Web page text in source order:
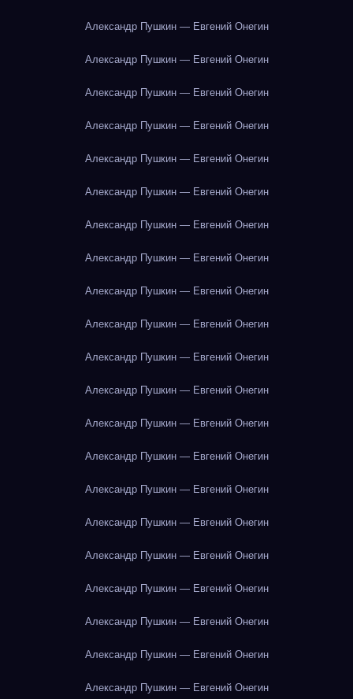
Александр Пушкин — Евгений Онегин
Александр Пушкин — Евгений Онегин
Александр Пушкин — Евгений Онегин
Александр Пушкин — Евгений Онегин
Александр Пушкин — Евгений Онегин
Александр Пушкин — Евгений Онегин
Александр Пушкин — Евгений Онегин
Александр Пушкин — Евгений Онегин
Александр Пушкин — Евгений Онегин
Александр Пушкин — Евгений Онегин
Александр Пушкин — Евгений Онегин
Александр Пушкин — Евгений Онегин
Александр Пушкин — Евгений Онегин
Александр Пушкин — Евгений Онегин
Александр Пушкин — Евгений Онегин
Александр Пушкин — Евгений Онегин
Александр Пушкин — Евгений Онегин
Александр Пушкин — Евгений Онегин
Александр Пушкин — Евгений Онегин
Александр Пушкин — Евгений Онегин
Александр Пушкин — Евгений Онегин